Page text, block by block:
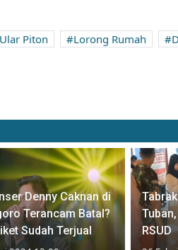
Ular Piton Lorong Rumah
Denny Caknan di
Terancam Batal?
Sudah Terjual
RSUD